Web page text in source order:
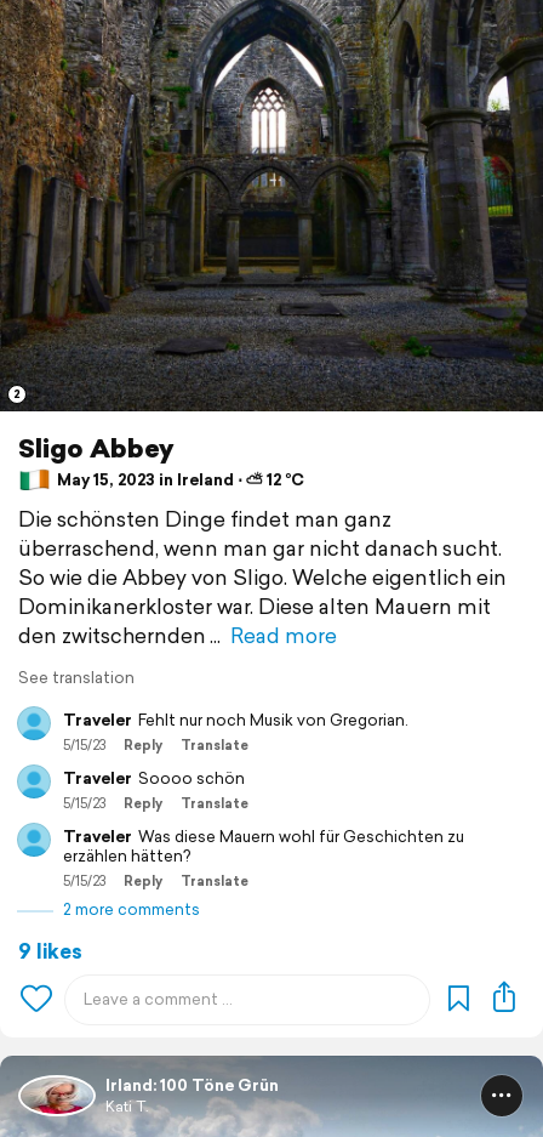
2
Sligo Abbey
May 15, 2023 in Ireland ⋅ ⛅ 12 °C
Die schönsten Dinge findet man ganz
überraschend, wenn man gar nicht danach sucht.
So wie die Abbey von Sligo. Welche eigentlich ein
Dominikanerkloster war. Diese alten Mauern mit
den zwitschernden
Read more
See translation
Traveler Fehlt nur noch Musik von Gregorian.
5/15/23 Reply Translate
Traveler Soooo schön
5/15/23 Reply Translate
Traveler Was diese Mauern wohl für Geschichten zu
erzählen hätten?
5/15/23 Reply Translate
2 more comments
9 likes
Irland: 100 Töne Grün
Kati T.